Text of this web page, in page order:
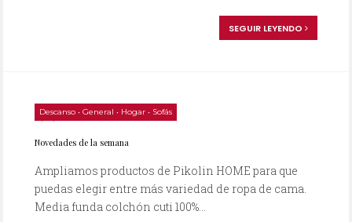
SEGUIR LEYENDO
Descanso • General • Hogar • Sofás
Novedades de la semana
Ampliamos productos de Pikolin HOME para que
puedas elegir entre más variedad de ropa de cama.
Media funda colchón cuti 100%...